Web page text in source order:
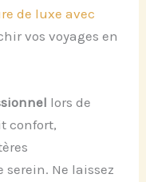
de luxe avec
vos voyages en
lors de
confort,
Ne laissez